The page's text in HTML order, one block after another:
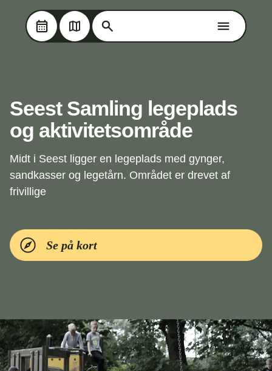
Skip til hovedindholdet
Søg på Oplev Kolding
Søg på Oplev Kolding
Seest Samling legeplads
og aktivitetsområde
Midt i Seest ligger en legeplads med gynger,
sandkasser og legetårn. Området er drevet af
frivillige
Se på kort